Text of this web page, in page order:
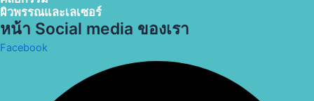
ผิวพรรณและเลเซอร์
หน้า Social media ของเรา
Facebook